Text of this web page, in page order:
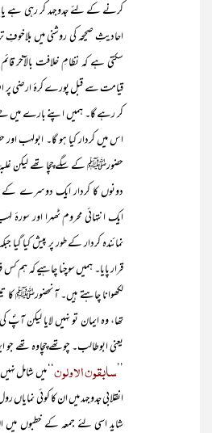
کرنے کے لئے جدوجہد کر رہی ہے
احادیثِ صحیحہ کی روشنی میں بلاخوفِ
سکتی ہے کہ نظامِ خلافت بالآخر
قیامت سے قبل پورے کرۂ ارضی پر
کر رہے گا۔ ہمیں اپنے بارے میں
اس میں کردار کیا ہو گا۔ ابولہب
حضورﷺ کے سگے چچا تھے لیکن غلبۂ
دونوں کا کردار ایک دوسرے کے
ایک انتہائی محروم ٹھہرا اور سورۂ
نمائندہ کردار کے طور پر پیش کیا گیا
قرار پایا۔ ہمیں سوچنا چاہیے کہ ہم
لکھوانا چاہتے ہیں۔ آنحضورﷺ کا
تھا، وہ ایمان تو نہیں لایا لیکن آپؐ
یعنی ابوطالب۔ چوتھے چچاوہ تھے جو
سابقون الاولون ‘‘ میں شامل
انقلابی جدوجہد میں ان کا کوئی
شاید اسی لئے جمعہ کے خطبوں